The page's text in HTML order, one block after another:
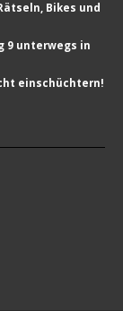
Bikes und
9 unterwegs in
einschüchtern!